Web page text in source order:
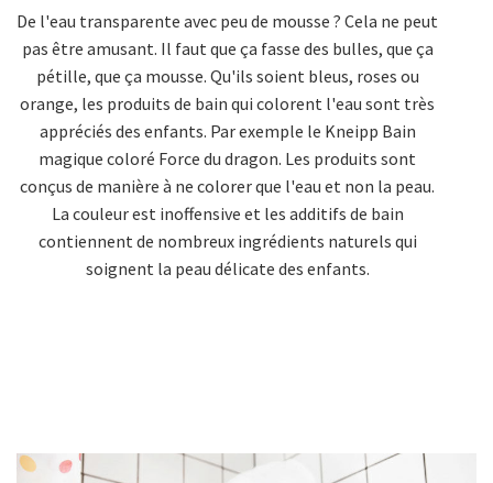
De l'eau transparente avec peu de mousse ? Cela ne peut
pas être amusant. Il faut que ça fasse des bulles, que ça
pétille, que ça mousse. Qu'ils soient bleus, roses ou
orange, les produits de bain qui colorent l'eau sont très
appréciés des enfants. Par exemple le Kneipp Bain
magique coloré Force du dragon. Les produits sont
conçus de manière à ne colorer que l'eau et non la peau.
La couleur est inoffensive et les additifs de bain
contiennent de nombreux ingrédients naturels qui
soignent la peau délicate des enfants.